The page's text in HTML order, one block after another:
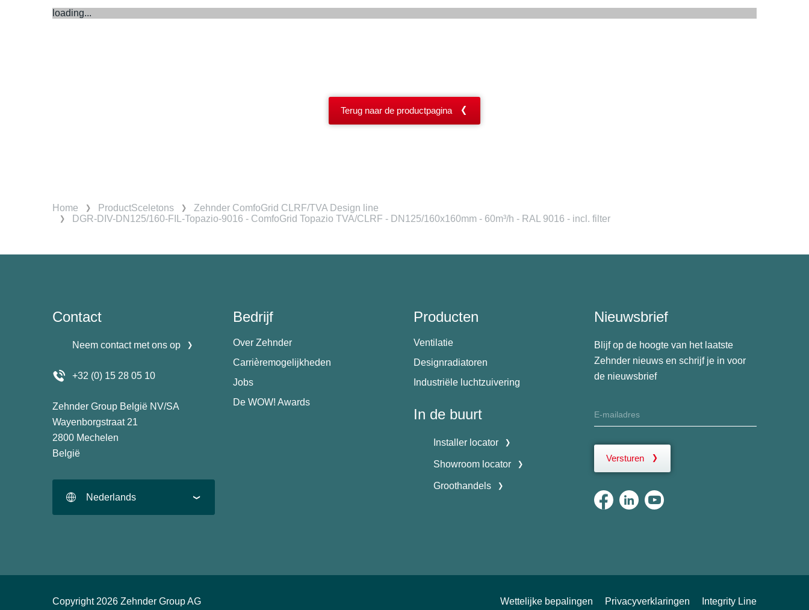
loading...
Terug naar de productpagina
Home ProductSceletons
Zehnder ComfoGrid CLRF/TVA Design line
DGR-DIV-DN125/160-FIL-Topazio-9016 - ComfoGrid Topazio TVA/CLRF - DN125/160x160mm - 60m³/h - RAL 9016 - incl. filter
Contact
Neem contact met ons op
+32 (0) 15 28 05 10
Zehnder Group België NV/SA
Wayenborgstraat 21
2800 Mechelen
België
Nederlands
Bedrijf
Over Zehnder
Carrièremogelijkheden
Jobs
De WOW! Awards
Producten
Ventilatie
Designradiatoren
Industriële luchtzuivering
In de buurt
Installer locator
Showroom locator
Groothandels
Nieuwsbrief
Blijf op de hoogte van het laatste
Zehnder nieuws en schrijf je in voor
de nieuwsbrief
Versturen
Copyright 2026 Zehnder Group AG Wettelijke bepalingen Privacyverklaringen Integrity Line